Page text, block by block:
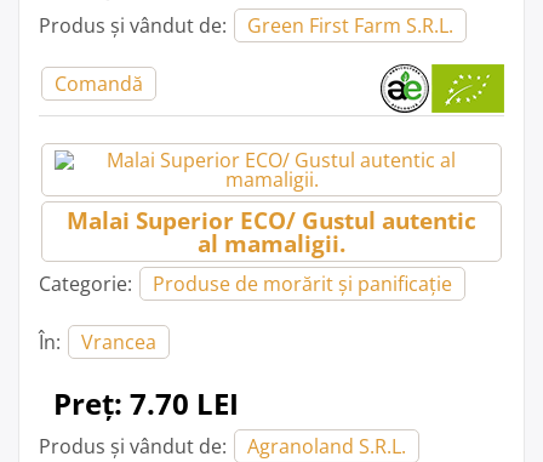
Produs și vândut de: Green First Farm S.R.L.
Comandă
Malai Superior ECO/ Gustul autentic
al mamaligii.
Categorie: Produse de morărit și panificație
În: Vrancea
Preț: 7.70 LEI
Produs și vândut de: Agranoland S.R.L.